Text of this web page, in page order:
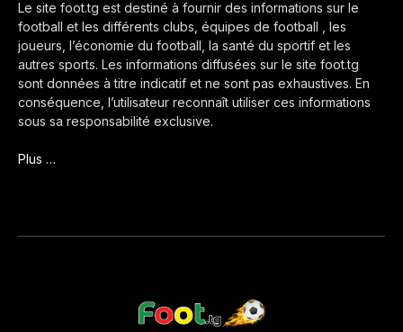
Le site foot.tg est destiné à fournir des informations sur le
football et les différents clubs, équipes de football , les
joueurs, l’économie du football, la santé du sportif et les
autres sports. Les informations diffusées sur le site foot.tg
sont données à titre indicatif et ne sont pas exhaustives. En
conséquence, l’utilisateur reconnaît utiliser ces informations
sous sa responsabilité exclusive.
Plus …